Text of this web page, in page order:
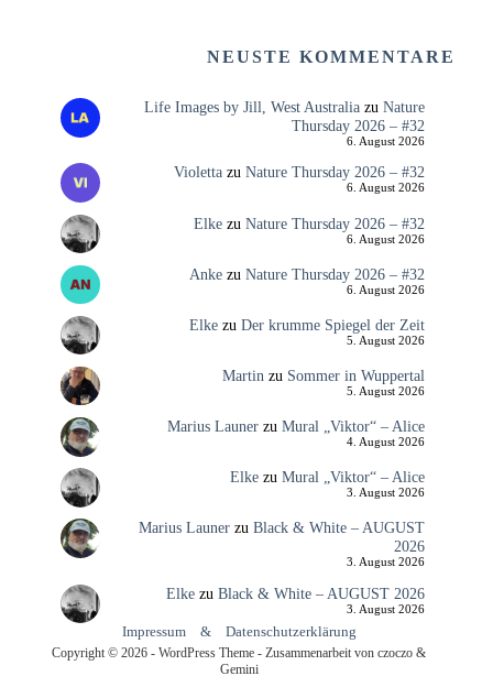
NEUSTE KOMMENTARE
Life Images by Jill, West Australiazu Nature
Thursday 2026 – #32
6. August 2026
Violettazu Nature Thursday 2026 – #32
6. August 2026
Elkezu Nature Thursday 2026 – #32
6. August 2026
Ankezu Nature Thursday 2026 – #32
6. August 2026
Elkezu Der krumme Spiegel der Zeit
5. August 2026
Martin zu Sommer in Wuppertal
5. August 2026
Marius Launerzu Mural „Viktor“ – Alice
4. August 2026
Elkezu Mural „Viktor“ – Alice
3. August 2026
Marius Launerzu Black & White – AUGUST
2026
3. August 2026
Elkezu Black & White – AUGUST 2026
3. August 2026
Impressum & Datenschutzerklärung
Copyright © 2026 - WordPress Theme - Zusammenarbeit von czoczo &
Gemini